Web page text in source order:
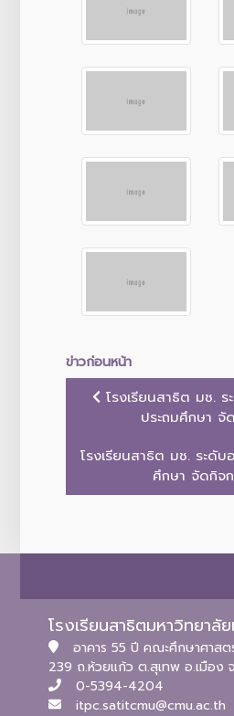
ข่าวก่อนหน้า
โรงเรียนสาธิต มช.
ประถมศึกษา จั
โรงเรียนสาธิต มช. ระดับ
ศึกษา จัดกิจก
อาคาร 55 ปี คณะศึกษาศาสต
239 ถ.ห้วยแก้ว ต.สุเทพ อ.เมือง
0-5394-4204
itpc.satitcmu@cmu.ac.th